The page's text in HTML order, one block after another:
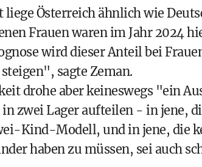
Österreich ähnlich wie
Frauen waren im Jahr 2024
wird dieser Anteil bei
sagte Zeman.
drohe aber keineswegs "ein
zwei Lager aufteilen - in jene,
Kind-Modell, und in jene, die
haben zu müssen, sei auch